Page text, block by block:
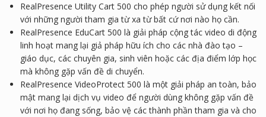
RealPresence Utility Cart 500 cho phép người sử dụng kết nối
với những người tham gia từ xa từ bất cứ nơi nào họ cần.
RealPresence EduCart 500 là giải pháp cộng tác video di động
linh hoạt mang lại giả pháp hữu ích cho các nhà đào tạo –
giáo dục, các chuyên gia, sinh viên hoặc các địa điểm lớp học
mà không gặp vấn đề di chuyển.
RealPresence VideoProtect 500 là một giải pháp an toàn, bảo
mật mang lại dịch vụ video để người dùng không gặp vấn đề
với nơi họ đang sống, bảo vệ các thành phần tham gia và cho